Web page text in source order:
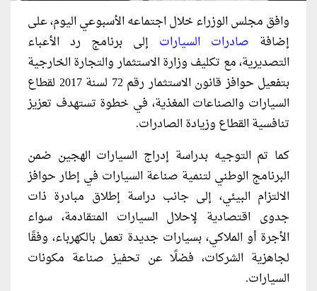
وافق مجلس الوزراء خلال اجتماعه الأسبوعي اليوم، على
إضافة صادرات السيارات إلى برنامج رد الأعباء
التصديرية، مع تكليف وزارة الاستثمار والتجارة الخارجية
بتفعيل حوافز قانون الاستثمار رقم 72 لسنة 2017 لقطاع
السيارات والصناعات المغذية، في خطوة تستهدف تعزيز
تنافسية القطاع وزيادة الصادرات.
كما تم التوجيه بدراسة إدراج السيارات الهجين ضمن
البرنامج الوطني لتنمية صناعة السيارات في إطار حوافز
الالتزام البيئي، إلى جانب دراسة إطلاق مبادرة ذات
جدوى اقتصادية لإحلال السيارات المتقادمة، سواء
الأجرة أو الملاكي، بسيارات جديدة تعمل بالكهرباء، وفقًا
لجاهزية الشركات، فضلًا عن تحفيز صناعة مكونات
السيارات.